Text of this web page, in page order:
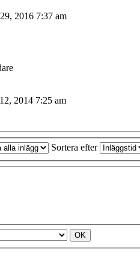
2016 7:37 am
2014 7:25 am
Sortera efter